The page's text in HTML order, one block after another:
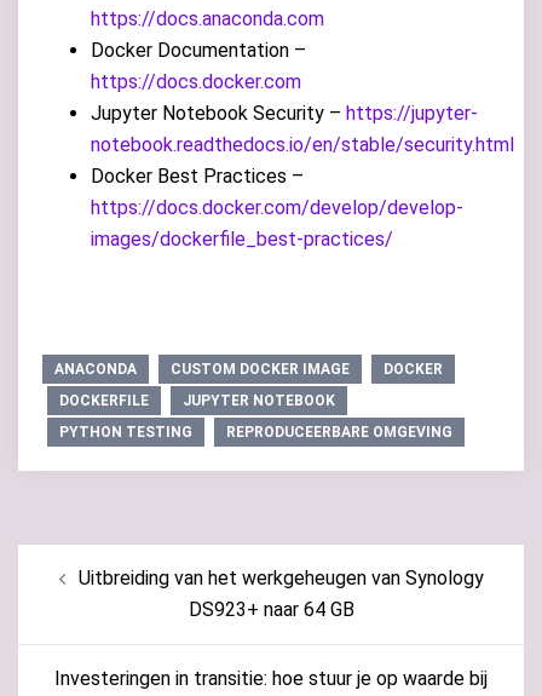
https://docs.anaconda.com
Docker Documentation –
https://docs.docker.com
Jupyter Notebook Security – https://jupyter-
notebook.readthedocs.io/en/stable/security.html
Docker Best Practices –
https://docs.docker.com/develop/develop-
images/dockerfile_best-practices/
ANACONDA CUSTOM DOCKER IMAGE
DOCKER
DOCKERFILE
JUPYTER NOTEBOOK
PYTHON TESTING
REPRODUCEERBARE OMGEVING
navigatie
Uitbreiding van het werkgeheugen van Synology
DS923+ naar 64 GB
Investeringen in transitie: hoe stuur je op waarde bij